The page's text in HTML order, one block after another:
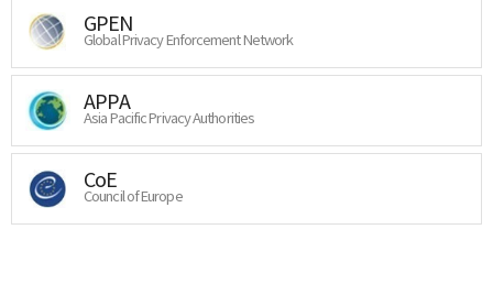
GPEN
Global Privacy Enforcement Network
APPA
Asia Pacific Privacy Authorities
CoE
Council of Europe